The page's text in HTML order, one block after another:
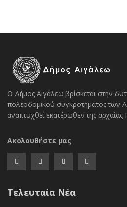
Ο Δήμος Αιγάλεω βρίσκεται στην
πολεοδομικού συγκροτήματος των
αναπτυχθεί εκατέρωθεν της αρχαίας
Ακολουθήστε μας
Τελευταία Νέα